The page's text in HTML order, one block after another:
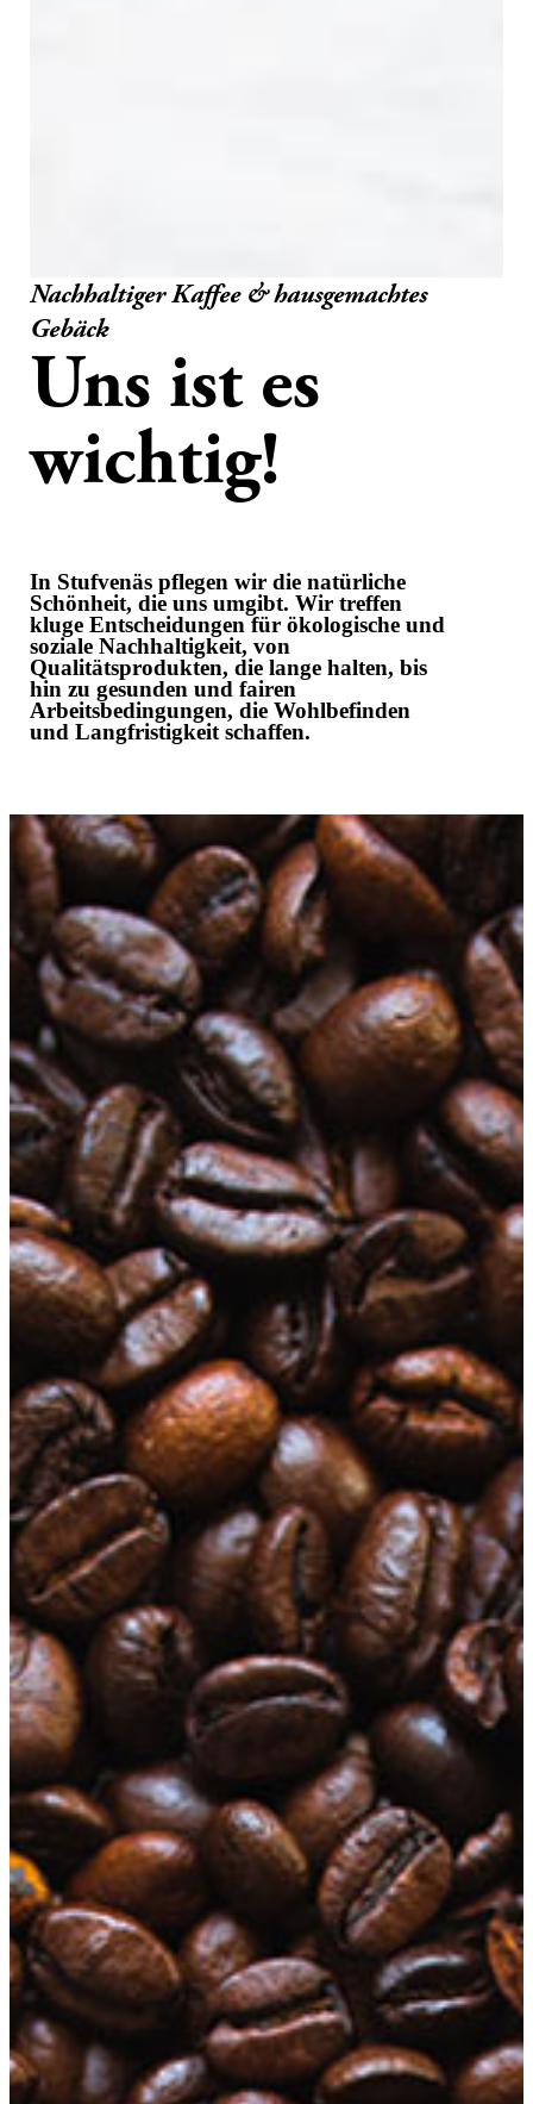
Nachhaltiger Kaffee & hausgemachtes
Gebäck
Uns ist es
wichtig!
In Stufvenäs pflegen wir die natürliche
Schönheit, die uns umgibt. Wir treffen
kluge Entscheidungen für ökologische und
soziale Nachhaltigkeit, von
Qualitätsprodukten, die lange halten, bis
hin zu gesunden und fairen
Arbeitsbedingungen, die Wohlbefinden
und Langfristigkeit schaffen.